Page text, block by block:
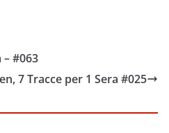
#063
7 Tracce per 1 Sera #025